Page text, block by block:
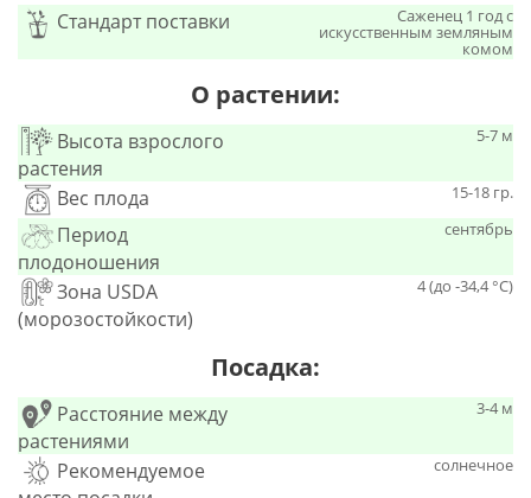
Стандарт поставки Саженец 1 год с
искусственным земляным
комом
О растении:
Высота взрослого
растения
5-7 м
Вес плода 15-18 гр.
Период
плодоношения
сентябрь
Зона USDA
(морозостойкости)
4 (до -34,4 °С)
Посадка:
Расстояние между
растениями
3-4 м
Рекомендуемое
солнечное